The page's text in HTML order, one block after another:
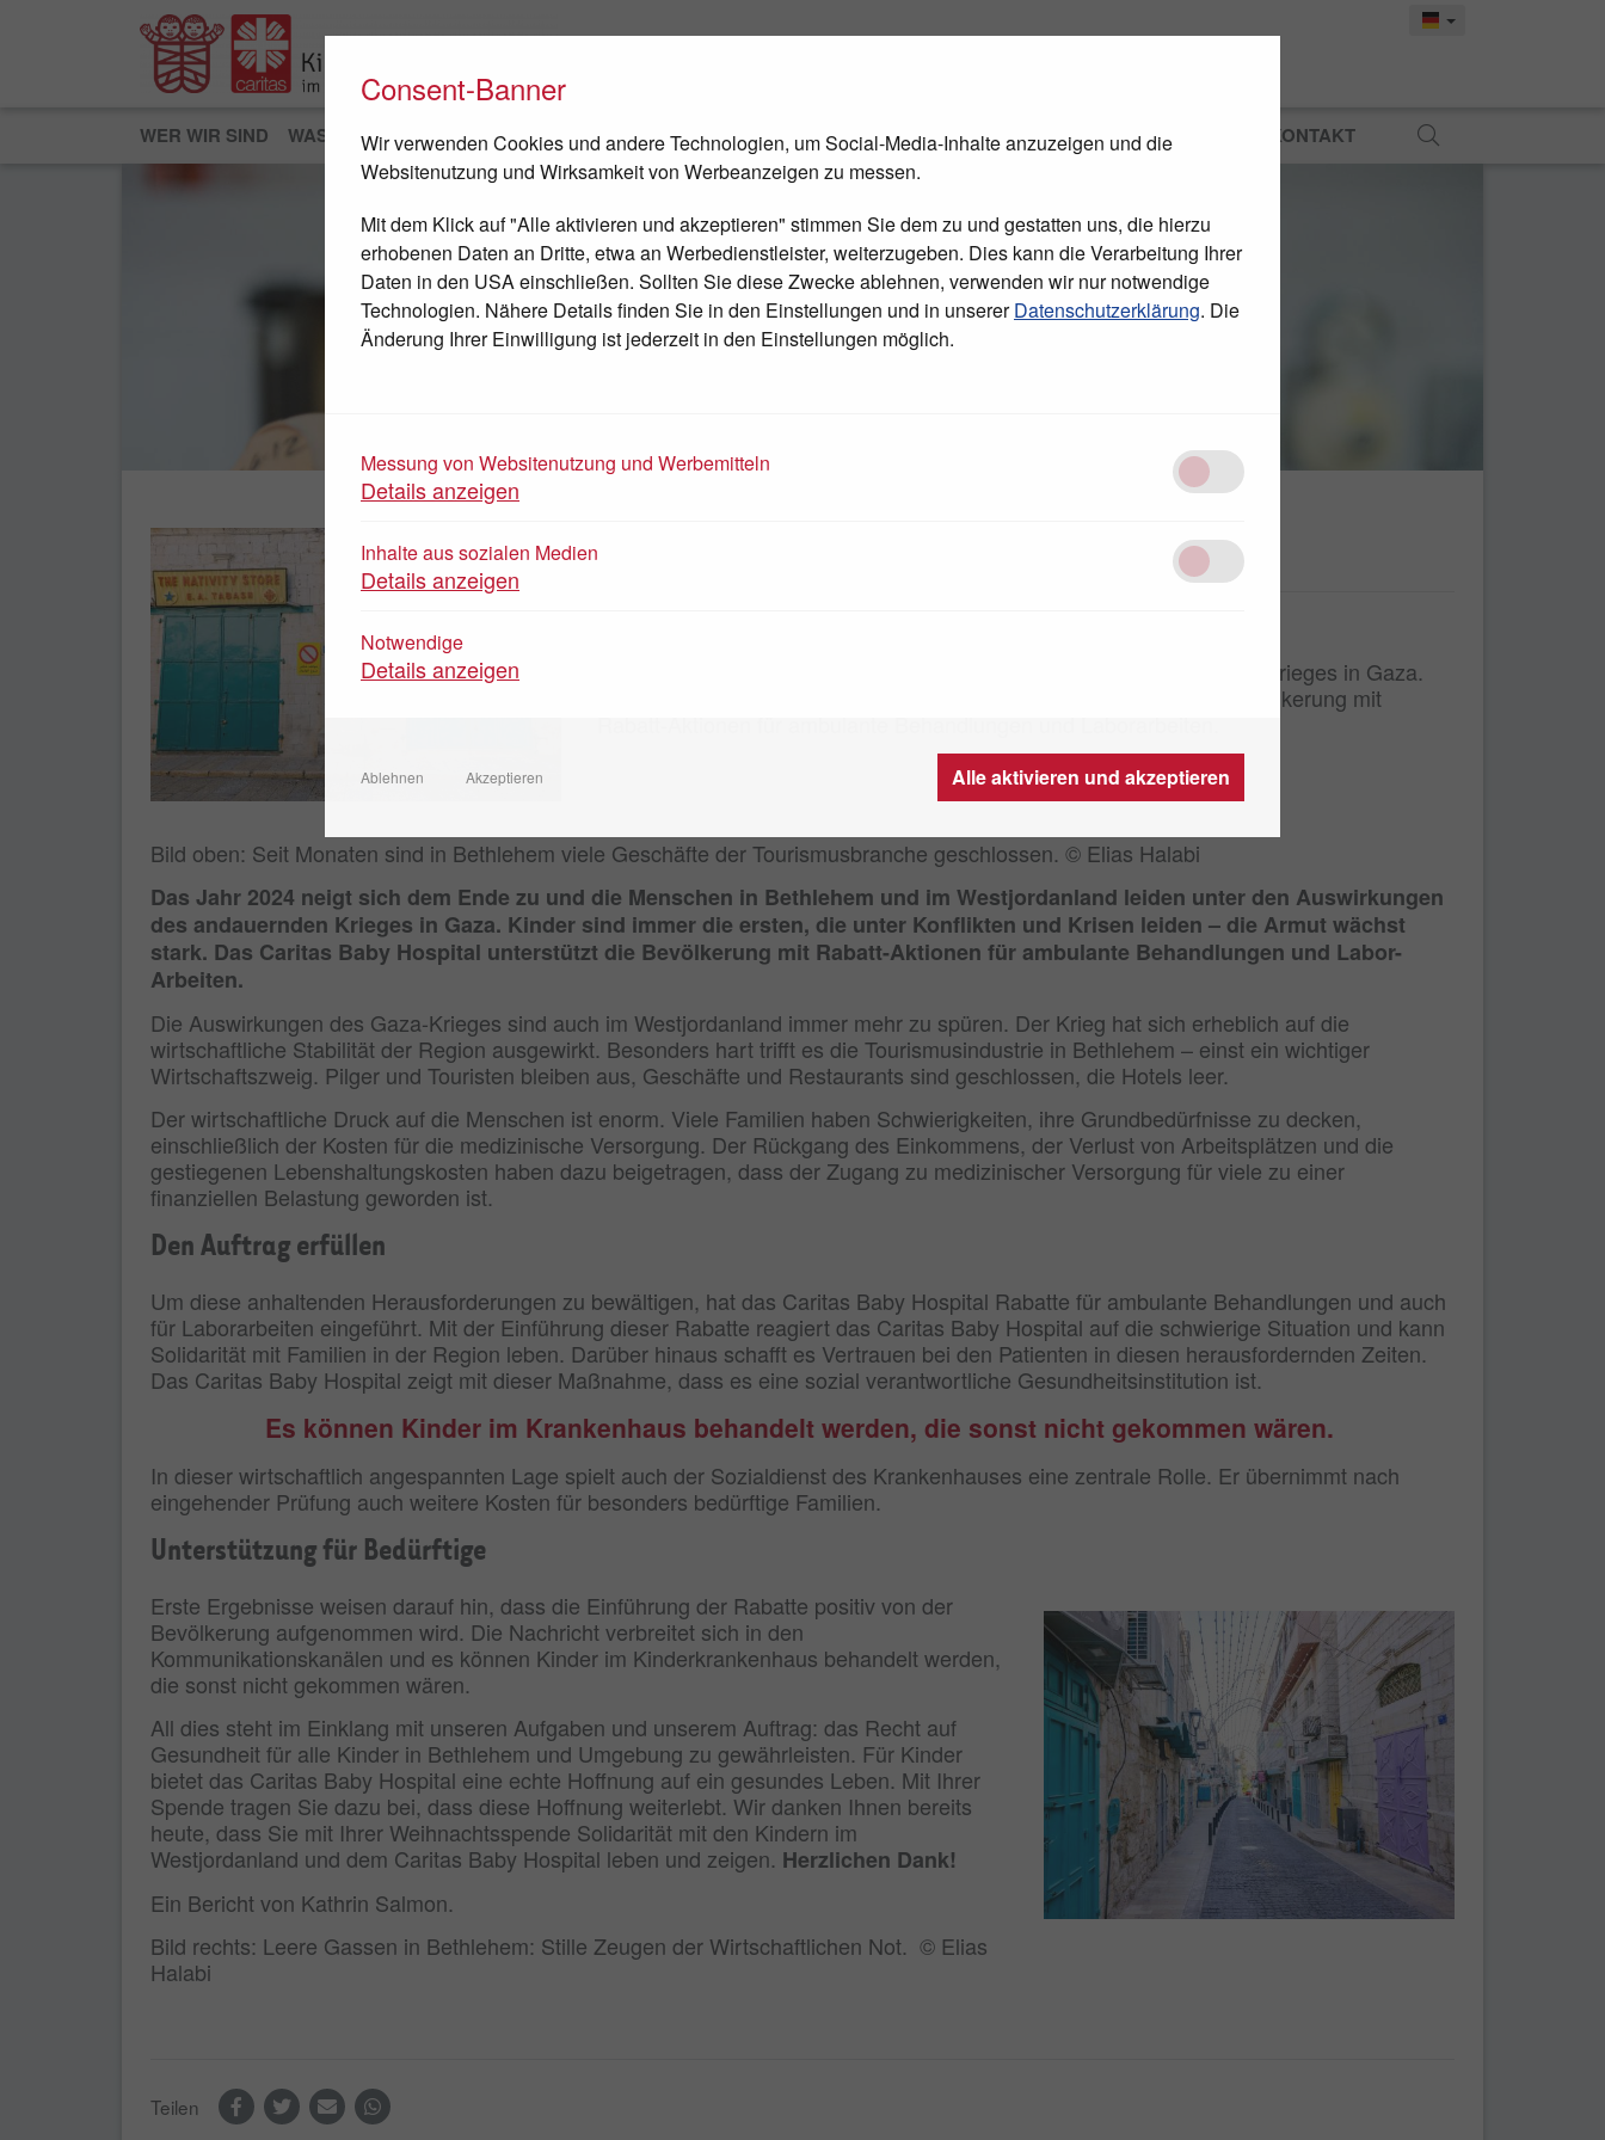
WER WIR SIND WAS WIR TUN JETZT HELFEN NEWS TAGESCHIRURGIE BESUCH IN BETHLEHEM MATERIAL KONTAKT
Gesundheit – ein Grundrecht für Kinder
Die Menschen im Westjordanland leiden unter den Auswirkungen des Krieges in Gaza.
Die Armut wächst stark. Das Caritas Baby Hospital unterstützt die Bevölkerung mit
Bild oben: Seit Monaten sind in Bethlehem viele Geschäfte der Tourismusbranche geschlossen. © Elias Halabi
Das Jahr 2024 neigt sich dem Ende zu und die Menschen in Bethlehem und im Westjordanland leiden unter den Auswirkungen
des andauernden Krieges in Gaza. Kinder sind immer die ersten, die unter Konflikten und Krisen leiden – die Armut wächst
stark. Das Caritas Baby Hospital unterstützt die Bevölkerung mit Rabatt-Aktionen für ambulante Behandlungen und Labor-
Arbeiten.
Die Auswirkungen des Gaza-Krieges sind auch im Westjordanland immer mehr zu spüren. Der Krieg hat sich erheblich auf die
wirtschaftliche Stabilität der Region ausgewirkt. Besonders hart trifft es die Tourismusindustrie in Bethlehem – einst ein wichtiger
Wirtschaftszweig. Pilger und Touristen bleiben aus, Geschäfte und Restaurants sind geschlossen, die Hotels leer.
Der wirtschaftliche Druck auf die Menschen ist enorm. Viele Familien haben Schwierigkeiten, ihre Grundbedürfnisse zu decken,
einschließlich der Kosten für die medizinische Versorgung. Der Rückgang des Einkommens, der Verlust von Arbeitsplätzen und die
gestiegenen Lebenshaltungskosten haben dazu beigetragen, dass der Zugang zu medizinischer Versorgung für viele zu einer
finanziellen Belastung geworden ist.
Den Auftrag erfüllen
Um diese anhaltenden Herausforderungen zu bewältigen, hat das Caritas Baby Hospital Rabatte für ambulante Behandlungen und auch
für Laborarbeiten eingeführt. Mit der Einführung dieser Rabatte reagiert das Caritas Baby Hospital auf die schwierige Situation und kann
Solidarität mit Familien in der Region leben. Darüber hinaus schafft es Vertrauen bei den Patienten in diesen herausfordernden Zeiten.
Das Caritas Baby Hospital zeigt mit dieser Maßnahme, dass es eine sozial verantwortliche Gesundheitsinstitution ist.
Es können Kinder im Krankenhaus behandelt werden, die sonst nicht gekommen wären.
In dieser wirtschaftlich angespannten Lage spielt auch der Sozialdienst des Krankenhauses eine zentrale Rolle. Er übernimmt nach
eingehender Prüfung auch weitere Kosten für besonders bedürftige Familien.
Unterstützung für Bedürftige
Erste Ergebnisse weisen darauf hin, dass die Einführung der Rabatte positiv von der
Bevölkerung aufgenommen wird. Die Nachricht verbreitet sich in den
Kommunikationskanälen und es können Kinder im Kinderkrankenhaus behandelt werden,
die sonst nicht gekommen wären.
All dies steht im Einklang mit unseren Aufgaben und unserem Auftrag: das Recht auf
Gesundheit für alle Kinder in Bethlehem und Umgebung zu gewährleisten. Für Kinder
bietet das Caritas Baby Hospital eine echte Hoffnung auf ein gesundes Leben. Mit Ihrer
Spende tragen Sie dazu bei, dass diese Hoffnung weiterlebt. Wir danken Ihnen bereits
heute, dass Sie mit Ihrer Weihnachtsspende Solidarität mit den Kindern im
Westjordanland und dem Caritas Baby Hospital leben und zeigen. Herzlichen Dank!
Ein Bericht von Kathrin Salmon.
Bild rechts: Leere Gassen in Bethlehem: Stille Zeugen der Wirtschaftlichen Not. © Elias
Halabi
Teilen
Consent-Banner
Wir verwenden Cookies und andere Technologien, um Social-Media-Inhalte anzuzeigen und die
Websitenutzung und Wirksamkeit von Werbeanzeigen zu messen.
Mit dem Klick auf "Alle aktivieren und akzeptieren" stimmen Sie dem zu und gestatten uns, die hierzu
erhobenen Daten an Dritte, etwa an Werbedienstleister, weiterzugeben. Dies kann die Verarbeitung Ihrer
Daten in den USA einschließen. Sollten Sie diese Zwecke ablehnen, verwenden wir nur notwendige
Technologien. Nähere Details finden Sie in den Einstellungen und in unsererDatenschutzerklärung. Die
Änderung Ihrer Einwilligung ist jederzeit in den Einstellungen möglich.
Messung von Websitenutzung und Werbemitteln
Details anzeigen
Inhalte aus sozialen Medien
Details anzeigen
Notwendige
Details anzeigen
Ablehnen Akzeptieren Alle aktivieren und akzeptieren